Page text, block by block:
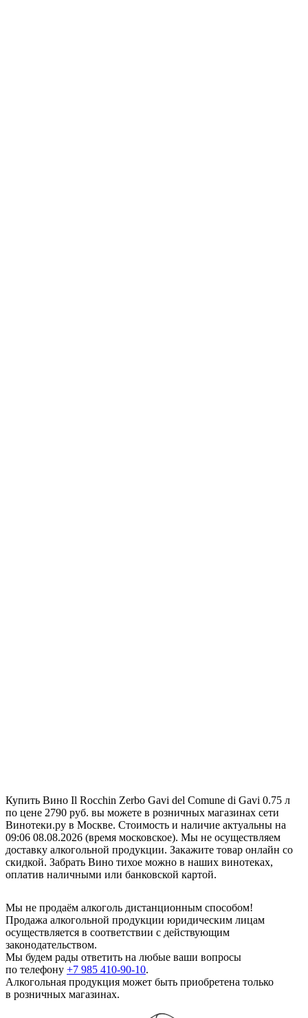
Купить Вино Il Rocchin Zerbo Gavi del Comune di Gavi 0.75 л
по цене 2790 руб. вы можете в розничных магазинах сети
Винотеки.ру в Москве. Стоимость и наличие актуальны на
09:06 08.08.2026 (время московское). Мы не осуществляем
доставку алкогольной продукции. Закажите товар онлайн со
скидкой. Забрать Вино тихое можно в наших винотеках,
оплатив наличными или банковской картой.
Мы не продаём алкоголь дистанционным способом!
Продажа алкогольной продукции юридическим лицам
осуществляется в соответствии с действующим
законодательством.
Мы будем рады ответить на любые ваши вопросы
по телефону +7 985 410-90-10.
Алкогольная продукция может быть приобретена только
в розничных магазинах.